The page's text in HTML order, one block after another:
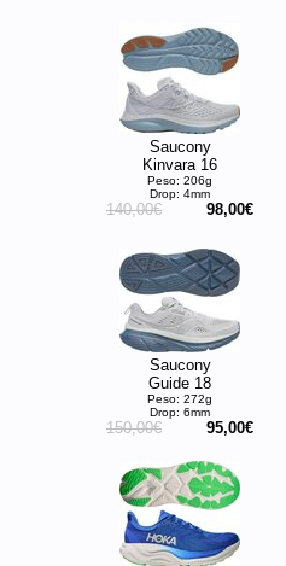
Saucony
Kinvara 16
Peso: 206g
Drop: 4mm
140,00€ 98,00€
Saucony
Guide 18
Peso: 272g
Drop: 6mm
150,00€ 95,00€